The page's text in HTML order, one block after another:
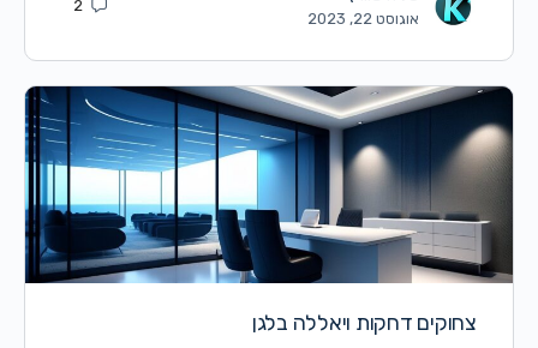
אוגוסט 22, 2023
2
צחוקים דחקות ויאללה בלגן